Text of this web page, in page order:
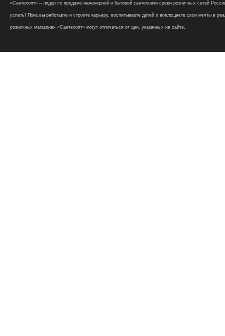
«Сантехопт» – лидер по продаже инженерной и бытовой сантехники среди розничных сетей
успеть! Пока вы работаете и строите карьеру, воспитываете детей и воплощаете свои мечты в
розничных магазинах «Сантехопт» могут отличаться от цен, указанных на сайте.